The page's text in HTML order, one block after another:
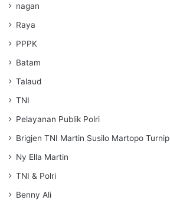
nagan
Raya
PPPK
Batam
Talaud
TNI
Pelayanan Publik Polri
Brigjen TNI Martin Susilo Martopo Turnip
Ny Ella Martin
TNI & Polri
Benny Ali